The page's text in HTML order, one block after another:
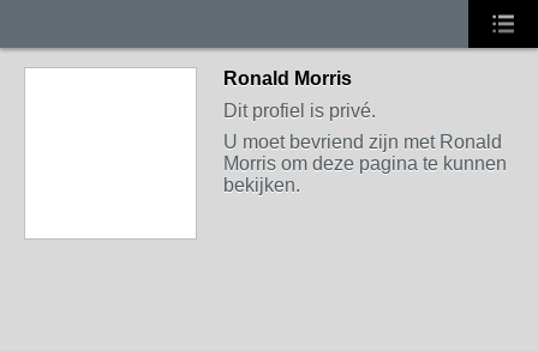
Ronald Morris
Dit profiel is privé.
U moet bevriend zijn met Ronald
Morris om deze pagina te kunnen
bekijken.